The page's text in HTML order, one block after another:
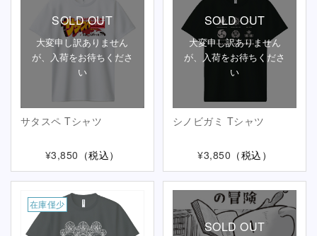
SOLD OUT
大変申し訳ありません
が、入荷をお待ちくださ
い
サタスペ Tシャツ
¥3,850 （税込）
SOLD OUT
大変申し訳ありません
が、入荷をお待ちくださ
い
シノビガミ Tシャツ
¥3,850 （税込）
在庫僅少
SOLD OUT